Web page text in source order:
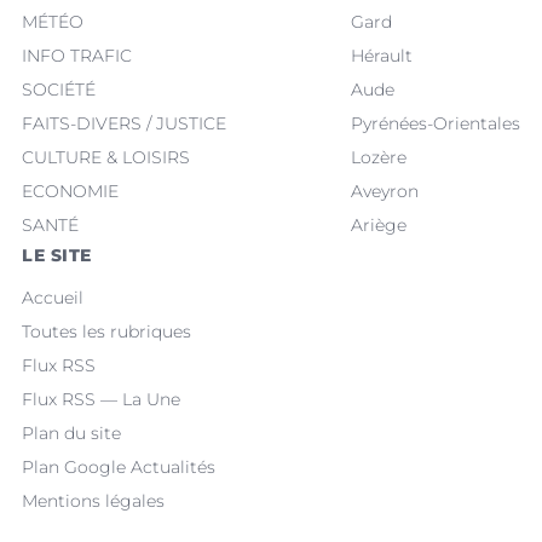
MÉTÉO
INFO TRAFIC
SOCIÉTÉ
FAITS-DIVERS / JUSTICE
CULTURE & LOISIRS
ECONOMIE
SANTÉ
Gard
Hérault
Aude
Pyrénées-Orientales
Lozère
Aveyron
Ariège
LE SITE
Accueil
Toutes les rubriques
Flux RSS
Flux RSS — La Une
Plan du site
Plan Google Actualités
Mentions légales